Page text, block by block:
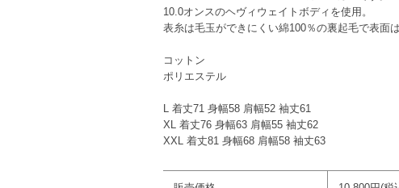
10.0オンスのヘヴィウェイトボディを使用。
表糸は毛玉ができにくい綿100％の裏起毛で表面
コットン
ポリエステル
L 着丈71 身幅58 肩幅52 袖丈61
XL 着丈76 身幅63 肩幅55 袖丈62
XXL 着丈81 身幅68 肩幅58 袖丈63